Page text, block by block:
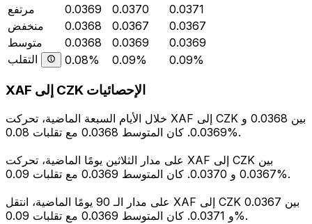
مرتفع
0.0369 0.0370
0.0371
منخفض
0.0368 0.0367
0.0367
متوسط
0.0368 0.0369
0.0369
التقلب
0.08% 0.09% 0.09%
XAF إلى CZK الإحصائيات
خلال الأيام السبعة الماضية، تحركت XAF إلى CZK بين 0.0368 و
0.0369. كان المتوسط 0.0368 مع تقلبات 0.08%.
على مدار الثلاثين يومًا الماضية، تحركت XAF إلى CZK بين
0.0367 و 0.0370. كان المتوسط 0.0369 مع تقلبات 0.09%.
على مدار الـ 90 يومًا الماضية، انتقل XAF إلى CZK بين 0.0367
و 0.0371. كان المتوسط 0.0369 مع تقلبات 0.09%.